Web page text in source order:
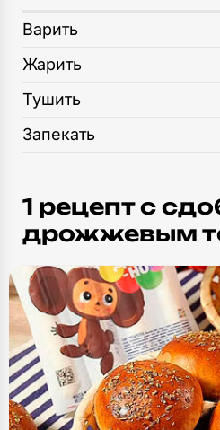
Варить
Жарить
Тушить
Запекать
1 рецепт c
дрожжевым